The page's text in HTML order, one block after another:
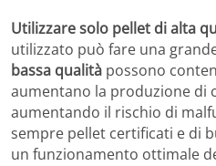
Utilizzare solo pellet di alta
utilizzato può fare una
bassa qualità possono
aumentano la produzione di
aumentando il rischio di
sempre pellet certificati e di
un funzionamento ottimale